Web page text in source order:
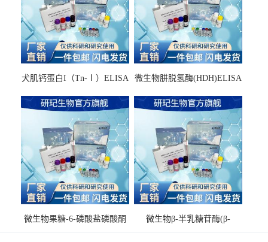
犬肌钙蛋白I（Tn-Ⅰ）ELISA
微生物肼脱氢酶(HDH)ELISA
微生物果糖-6-磷酸盐磷酸酮
微生物β-半乳糖苷酶(β-